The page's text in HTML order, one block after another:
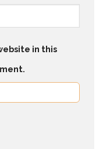
in this